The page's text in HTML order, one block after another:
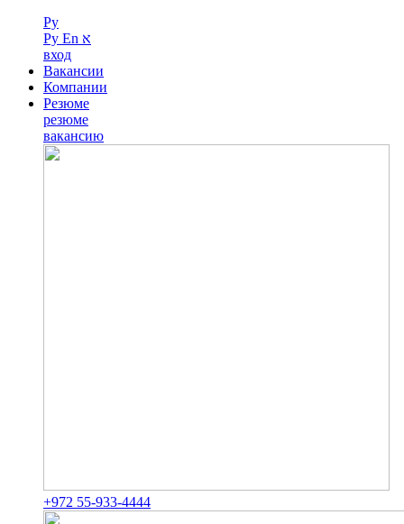
Ру
Ру En א
вход
Вакансии
Компании
Резюме
резюме
вакансию
+972 55-933-4444